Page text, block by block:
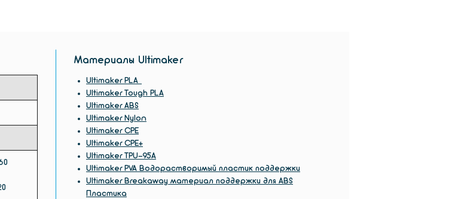
Материалы Ultimaker
Ultimaker PLA
Ultimaker Tough PLA
Ultimaker ABS
Ultimaker Nylon
Ultimaker CPE
Ultimaker CPE+
Ultimaker TPU-95A
Ultimaker PVA Водорастворимый пластик поддержки
Ultimaker Breakaway материал поддержки для ABS
Пластика